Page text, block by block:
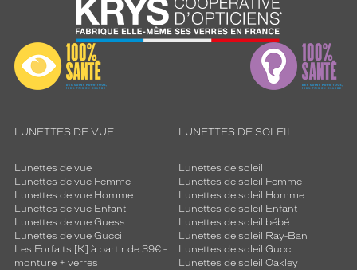
LUNETTES DE VUE
Lunettes de vue
Lunettes de vue Femme
Lunettes de vue Homme
Lunettes de vue Enfant
Lunettes de vue Guess
Lunettes de vue Gucci
Les Forfaits [K] à partir de 39€ -
monture + verres
LUNETTES DE SOLEIL
Lunettes de soleil
Lunettes de soleil Femme
Lunettes de soleil Homme
Lunettes de soleil Enfant
Lunettes de soleil bébé
Lunettes de soleil Ray-Ban
Lunettes de soleil Gucci
Lunettes de soleil Oakley